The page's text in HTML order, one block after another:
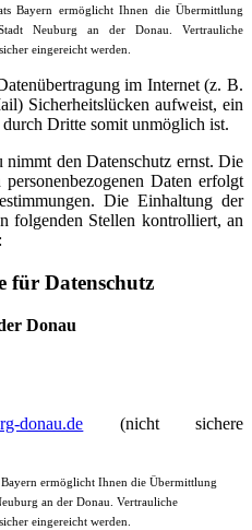
Bayern ermöglicht Ihnen die Übermittlung
Neuburg an der Donau. Vertrauliche
eingereicht werden.
im Internet (z. B.
Sicherheitslücken aufweist, ein
Dritte somit unmöglich ist.
den Datenschutz ernst. Die
Daten erfolgt
Die Einhaltung der
folgenden Stellen kontrolliert, an
für Datenschutz
Donau
donau.de (nicht sichere
ermöglicht Ihnen die Übermittlung
an der Donau. Vertrauliche
eingereicht werden.